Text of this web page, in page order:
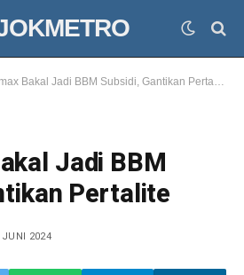
Bakal Jadi BBM Subsidi, Gantikan Pertalite
Jadi BBM
Pertalite
JUNI 2024